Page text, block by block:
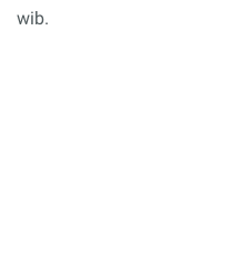
wib.